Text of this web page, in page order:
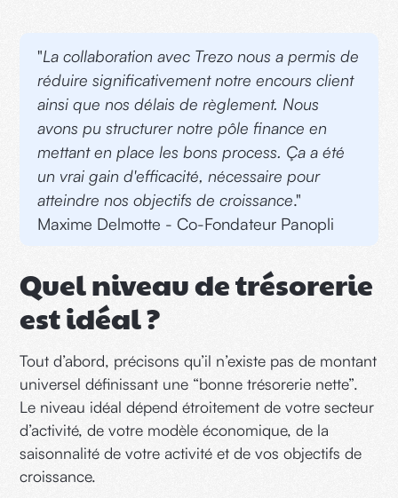
"La collaboration avec Trezo nous a permis de
réduire significativement notre encours client
ainsi que nos délais de règlement. Nous
avons pu structurer notre pôle finance en
mettant en place les bons process. Ça a été
un vrai gain d'efficacité, nécessaire pour
atteindre nos objectifs de croissance."
Maxime Delmotte - Co-Fondateur Panopli
Quel niveau de trésorerie
est idéal ?
Tout d’abord, précisons qu’il n’existe pas de montant
universel définissant une “bonne trésorerie nette”.
Le niveau idéal dépend étroitement de votre secteur
d’activité, de votre modèle économique, de la
saisonnalité de votre activité et de vos objectifs de
croissance.